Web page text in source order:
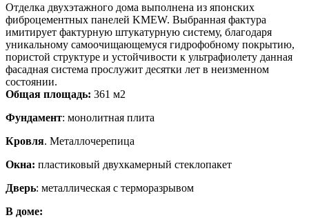
Отделка двухэтажного дома выполнена из японских
фиброцементных панелей KMEW. Выбранная фактура
имитирует фактурную штукатурную систему, благодаря
уникальному самоочищающемуся гидрофобному покрытию,
пористой структуре и устойчивости к ультрафиолету данная
фасадная система прослужит десятки лет в неизменном
состоянии.
Общая площадь: 361 м2
Фундамент: монолитная плита
Кровля. Металлочерепица
Окна: пластиковый двухкамерный стеклопакет
Дверь: металлическая с терморазрывом
В доме: